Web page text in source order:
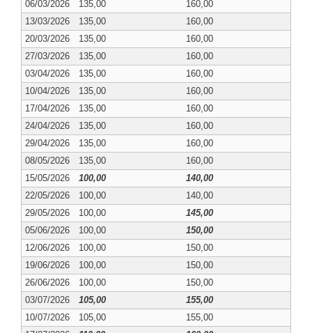
06/03/2026
135,00
160,00
13/03/2026
135,00
160,00
20/03/2026
135,00
160,00
27/03/2026
135,00
160,00
03/04/2026
135,00
160,00
10/04/2026
135,00
160,00
17/04/2026
135,00
160,00
24/04/2026
135,00
160,00
29/04/2026
135,00
160,00
08/05/2026
135,00
160,00
15/05/2026
100,00
140,00
22/05/2026
100,00
140,00
29/05/2026
100,00
145,00
05/06/2026
100,00
150,00
12/06/2026
100,00
150,00
19/06/2026
100,00
150,00
26/06/2026
100,00
150,00
03/07/2026
105,00
155,00
10/07/2026
105,00
155,00